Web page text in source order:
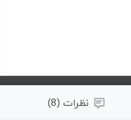
نظرات (8)